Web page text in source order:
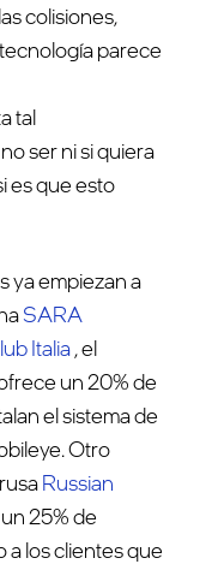
colisiones,
parece
tal
ser ni si quiera
es que esto
ya empiezan a
SARA
Italia, el
un 20% de
el sistema de
Otro
Russian
25% de
a los clientes que